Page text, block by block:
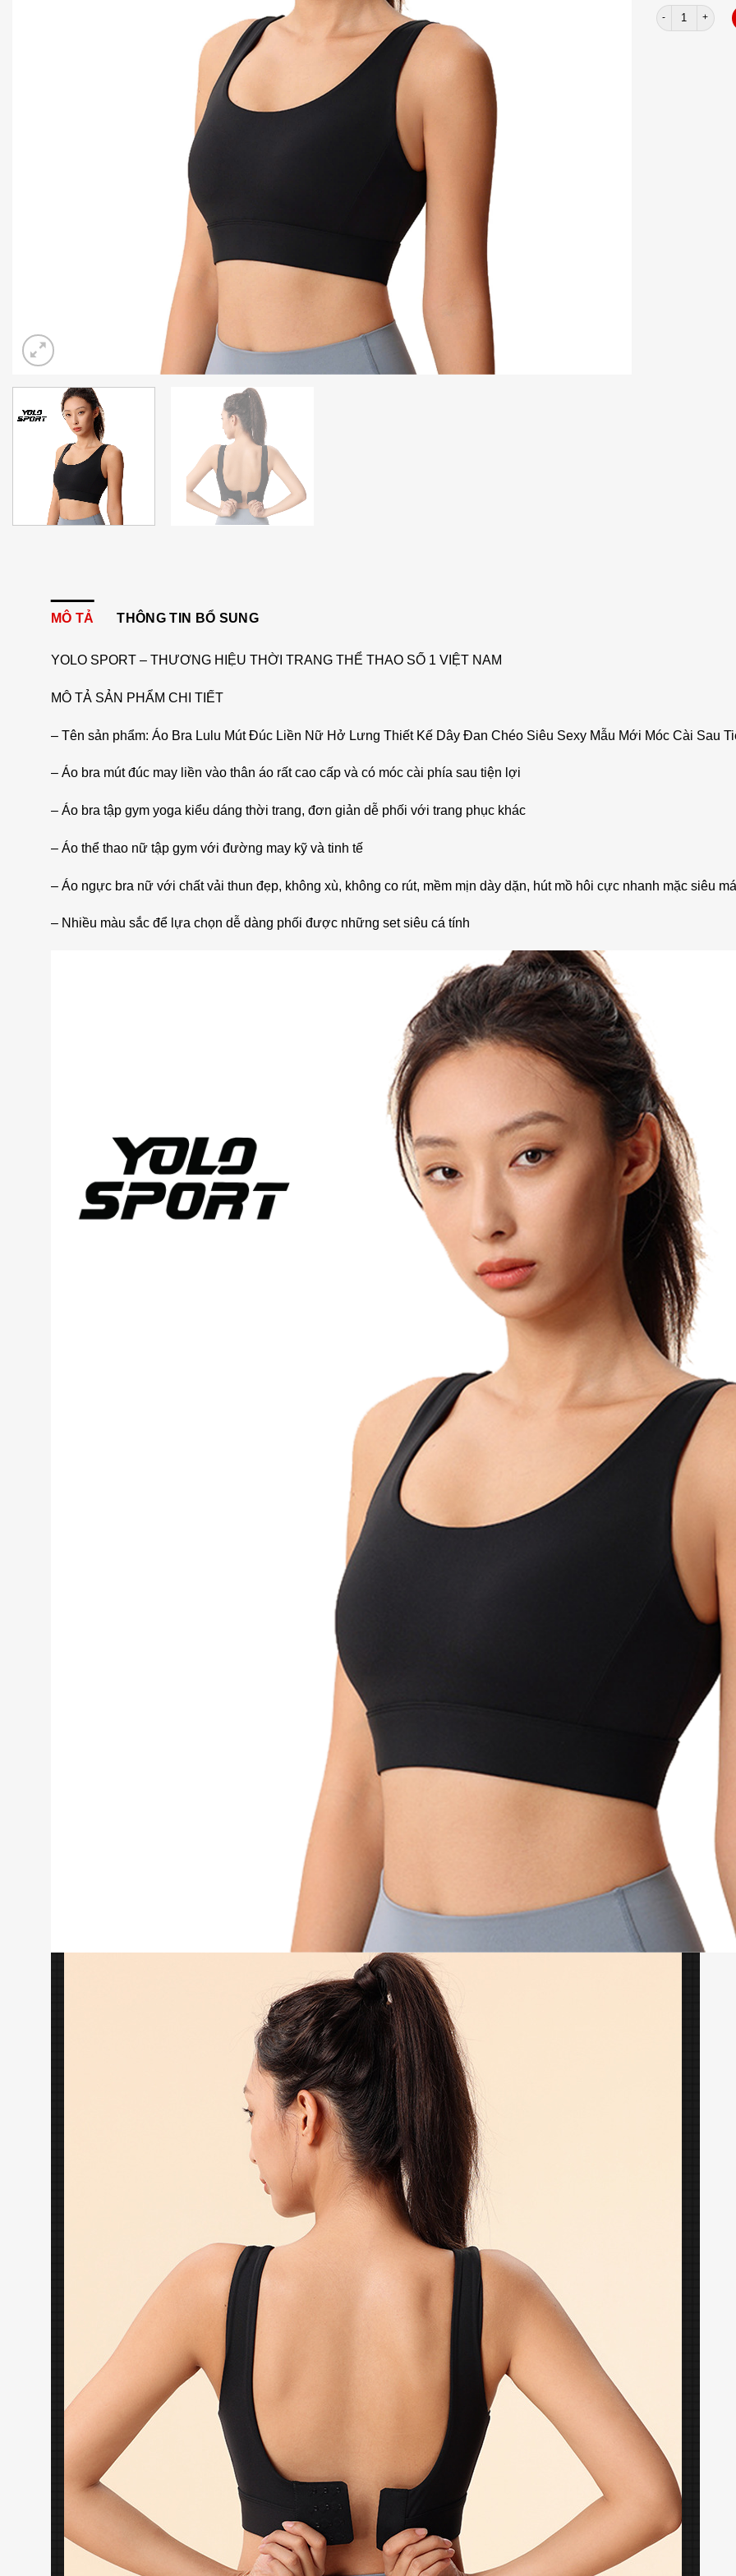
Bra thun lạnh
MÔ TẢ THÔNG TIN BỔ SUNG
YOLO SPORT – THƯƠNG HIỆU THỜI TRANG THỂ THAO SỐ 1 VIỆT NAM
MÔ TẢ SẢN PHẨM CHI TIẾT
– Tên sản phẩm: Áo Bra Lulu Mút Đúc Liền Nữ Hở Lưng Thiết Kế Dây Đan Chéo Siêu Sexy Mẫu Mới Móc Cài Sau
– Áo bra mút đúc may liền vào thân áo rất cao cấp và có móc cài phía sau tiện lợi
– Áo bra tập gym yoga kiểu dáng thời trang, đơn giản dễ phối với trang phục khác
– Áo thể thao nữ tập gym với đường may kỹ và tinh tế
– Áo ngực bra nữ với chất vải thun đẹp, không xù, không co rút, mềm mịn dày dặn, hút mồ hôi cực nhanh mặc siêu
– Nhiều màu sắc để lựa chọn dễ dàng phối được những set siêu cá tính